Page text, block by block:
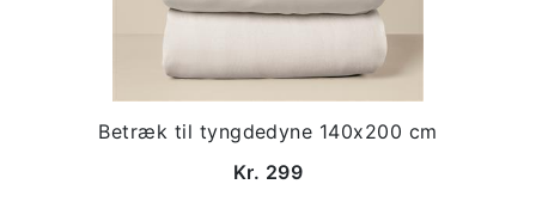
Betræk til tyngdedyne 140x200 cm
Kr. 299